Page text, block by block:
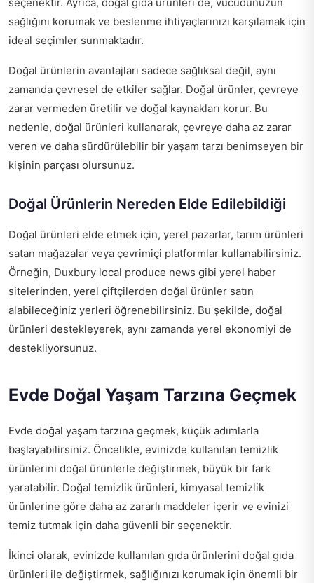
seçenektir. Ayrıca, doğal gıda ürünleri de, vücudunuzun
sağlığını korumak ve beslenme ihtiyaçlarınızı karşılamak için
ideal seçimler sunmaktadır.
Doğal ürünlerin avantajları sadece sağlıksal değil, aynı
zamanda çevresel de etkiler sağlar. Doğal ürünler, çevreye
zarar vermeden üretilir ve doğal kaynakları korur. Bu
nedenle, doğal ürünleri kullanarak, çevreye daha az zarar
veren ve daha sürdürülebilir bir yaşam tarzı benimseyen bir
kişinin parçası olursunuz.
Doğal Ürünlerin Nereden Elde Edilebildiği
Doğal ürünleri elde etmek için, yerel pazarlar, tarım ürünleri
satan mağazalar veya çevrimiçi platformlar kullanabilirsiniz.
Örneğin, Duxbury local produce news gibi yerel haber
sitelerinden, yerel çiftçilerden doğal ürünler satın
alabileceğiniz yerleri öğrenebilirsiniz. Bu şekilde, doğal
ürünleri destekleyerek, aynı zamanda yerel ekonomiyi de
destekliyorsunuz.
Evde Doğal Yaşam Tarzına Geçmek
Evde doğal yaşam tarzına geçmek, küçük adımlarla
başlayabilirsiniz. Öncelikle, evinizde kullanılan temizlik
ürünlerini doğal ürünlerle değiştirmek, büyük bir fark
yaratabilir. Doğal temizlik ürünleri, kimyasal temizlik
ürünlerine göre daha az zararlı maddeler içerir ve evinizi
temiz tutmak için daha güvenli bir seçenektir.
İkinci olarak, evinizde kullanılan gıda ürünlerini doğal gıda
ürünleri ile değiştirmek, sağlığınızı korumak için önemli bir